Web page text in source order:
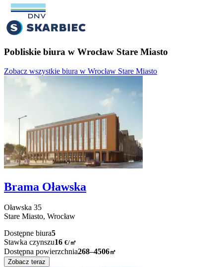
Pobliskie biura w Wrocław Stare Miasto
Zobacz wszystkie biura w Wrocław Stare Miasto
Brama Oławska
Oławska 35
Stare Miasto, Wrocław
Dostępne biura5
Stawka czynszu16 €/㎡
Dostępna powierzchnia268–4506㎡
Zobacz teraz